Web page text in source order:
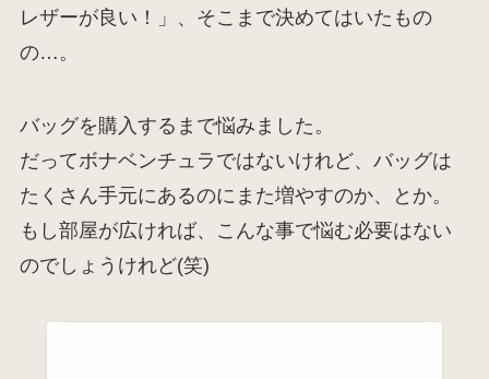
レザーが良い！」、そこまで決めてはいたもの
の…。
バッグを購入するまで悩みました。
だってボナベンチュラではないけれど、バッグは
たくさん手元にあるのにまた増やすのか、とか。
もし部屋が広ければ、こんな事で悩む必要はない
のでしょうけれど(笑)